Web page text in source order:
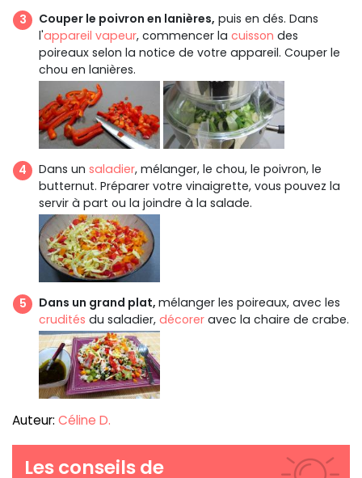
Couper le poivron en lanières, puis en dés. Dans
l'appareil vapeur, commencer la cuisson des
poireaux selon la notice de votre appareil. Couper le
chou en lanières.
Dans un saladier, mélanger, le chou, le poivron, le
butternut. Préparer votre vinaigrette, vous pouvez la
servir à part ou la joindre à la salade.
Dans un grand plat, mélanger les poireaux, avec les
crudités du saladier, décorer avec la chaire de crabe.
Auteur: Céline D.
Les conseils de